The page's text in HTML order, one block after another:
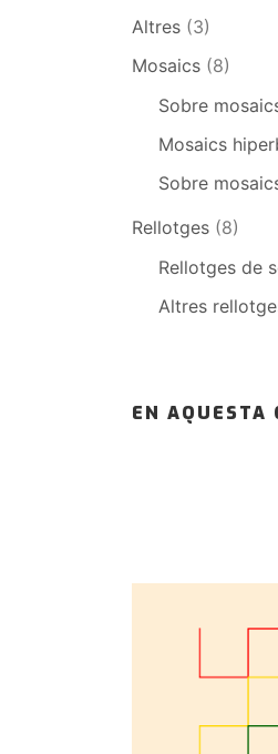
Altres (3)
Mosaics (8)
Sobre
Mosaics
Sobre
Rellotges (8)
Rellotges de
Altres
EN AQUESTA